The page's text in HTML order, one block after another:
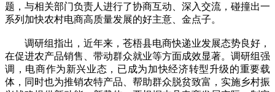
题，与相关部门负责人进行了协商互动、深入交流，碰撞出一
系列加快农村电商高质量发展的好主意、金点子。
调研组指出，近年来，苍梧县电商快递业发展态势良好，
在促进农产品销售、带动群众就业等方面成效显著。调研组强
调，电商作为新兴业态，已成为加快经济转型升级的重要载
体，同时也为推销农特产品、帮助群众脱贫致富，实施乡村振